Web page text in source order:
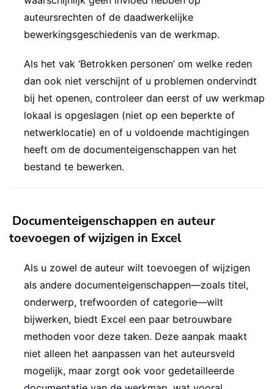
auteursrechten of de daadwerkelijke
bewerkingsgeschiedenis van de werkmap.
Als het vak ‘Betrokken personen’ om welke reden
dan ook niet verschijnt of u problemen ondervindt
bij het openen, controleer dan eerst of uw werkmap
lokaal is opgeslagen (niet op een beperkte of
netwerklocatie) en of u voldoende machtigingen
heeft om de documenteigenschappen van het
bestand te bewerken.
Documenteigenschappen en auteur
toevoegen of wijzigen in Excel
Als u zowel de auteur wilt toevoegen of wijzigen
als andere documenteigenschappen—zoals titel,
onderwerp, trefwoorden of categorie—wilt
bijwerken, biedt Excel een paar betrouwbare
methoden voor deze taken. Deze aanpak maakt
niet alleen het aanpassen van het auteursveld
mogelijk, maar zorgt ook voor gedetailleerde